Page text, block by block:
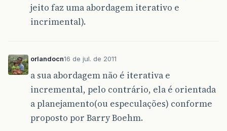
jeito faz uma abordagem iterativo e
incrimental).
orlandocn16 de jul. de 2011
a sua abordagem não é iterativa e
incremental, pelo contrário, ela é orientada
a planejamento(ou especulações) conforme
proposto por Barry Boehm.